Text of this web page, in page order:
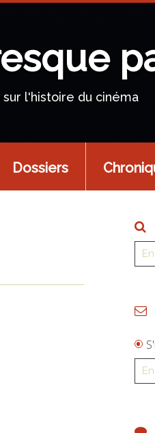
l'histoire du cinéma
Dossiers